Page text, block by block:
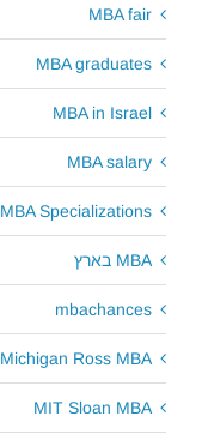
MBA fair
MBA graduates
MBA in Israel
MBA salary
MBA Specializations
MBA בארץ
mbachances
Michigan Ross MBA
MIT Sloan MBA